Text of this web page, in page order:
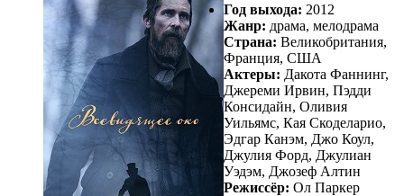
Год выхода: 2012
Жанр: драма, мелодрама
Страна: Великобритания,
Франция, США
Актеры: Дакота Фаннинг,
Джереми Ирвин, Пэдди
Консидайн, Оливия
Уильямс, Кая Скоделарио,
Эдгар Канэм, Джо Коул,
Джулия Форд, Джулиан
Уэдэм, Джозеф Алтин
Режиссёр: Ол Паркер